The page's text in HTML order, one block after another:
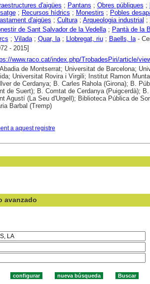
d'aigües ; Pantans ; Obres públiques ;
; Recursos hídrics ; Monestirs ; Pobles
d'aigües ; Cultura; Arqueologia industrial ;
de Sant Salvador de la Vedella; Pantà de la
; Vilada; Quar, la; Llobregat, riu; Baells, la-
- 2015]
www.raco.cat/index.php/TrobadesPiri/article/
de Montserrat; Universitat de Barcelona;
Universitat Rovira i Virgili; Institut Ramon
de Cerdanya; B. Carles Rahola (Girona); B.
de Suert); B. Comtat de Cerdanya (Puigcerdà);
Agustí (La Seu d'Urgell); Biblioteca Pública de
Barbal (Tremp)
a aquest registre
avanzado